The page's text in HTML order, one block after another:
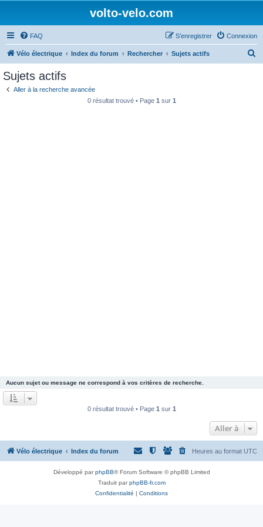
volto-velo.com
FAQ Connexion
S’enregistrer
Vélo électrique Index du forum Rechercher Sujets actifs
Sujets actifs
Aller à la recherche avancée
0 résultat trouvé • Page 1 sur 1
Aucun sujet ou message ne correspond à vos critères de recherche.
0 résultat trouvé • Page 1 sur 1
Aller à
Vélo électrique Index du forum Heures au format UTC
Développé parphpBB® Forum Software © phpBB Limited
Traduit parphpBB-fr.com
Confidentialité | Conditions